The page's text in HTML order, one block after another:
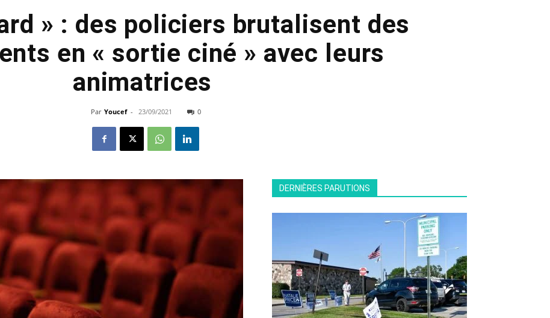
» : des policiers brutalisent des
en « sortie ciné » avec leurs
animatrices
Par Youcef - 23/09/2021 0
DERNIÈRES PARUTIONS